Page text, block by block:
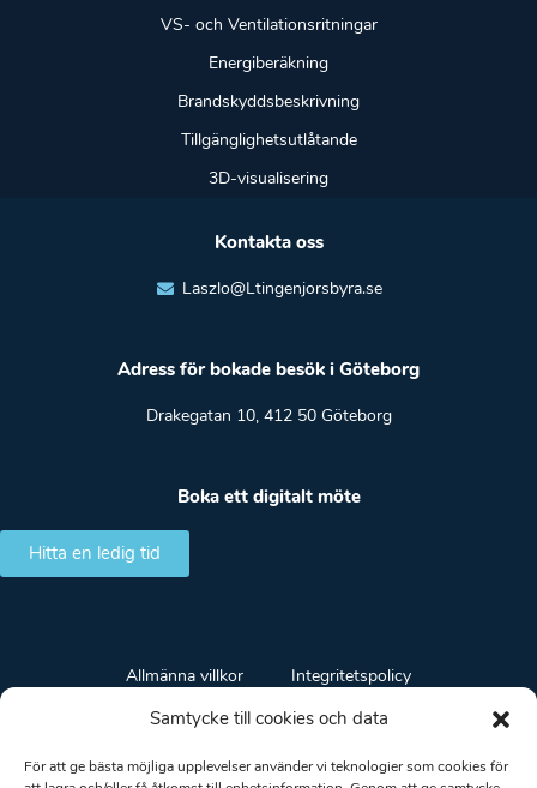
Samtycke till cookies och data
För att ge bästa möjliga upplevelser använder vi teknologier som cookies för
VS- och Ventilationsritningar
Energiberäkning
Brandskyddsbeskrivning
Tillgänglighetsutlåtande
3D-visualisering
Kontakta oss
Laszlo@Ltingenjorsbyra.se
Adress för bokade besök i Göteborg
Drakegatan 10, 412 50 Göteborg
Boka ett digitalt möte
Hitta en ledig tid
Allmänna villkor Integritetspolicy
Huvudkontor: Drakegatan 10, 412 50 Göteborg. Arbetsområde: Hela